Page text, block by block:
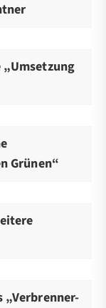
Grünen“
„Verbrenner-